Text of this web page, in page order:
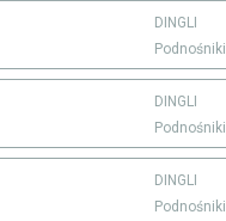
DINGLI
Podnośniki
DINGLI
Podnośniki
DINGLI
Podnośniki